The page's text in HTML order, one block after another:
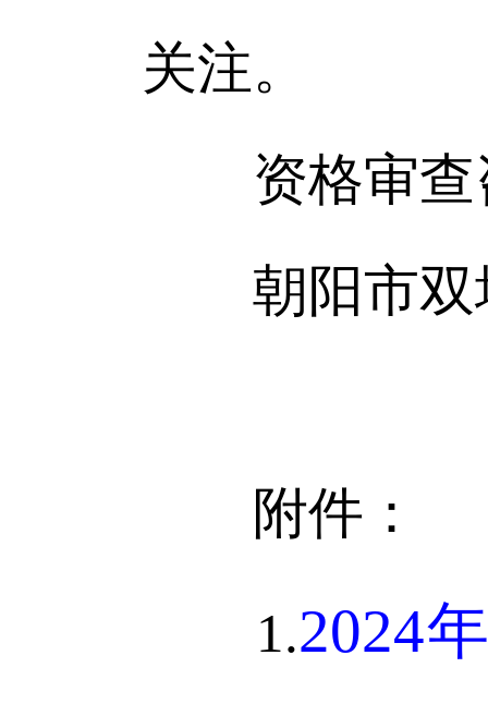
关注。
资格审查
朝阳市双塔
附件：
1.2024